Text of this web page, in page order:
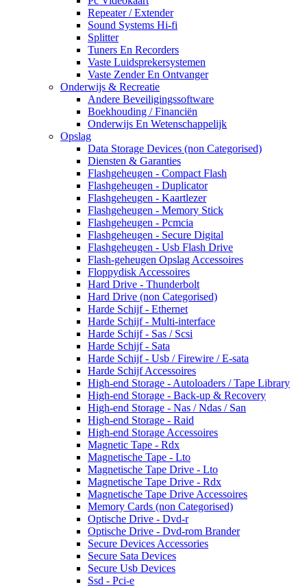
Repeater / Extender
Sound Systems Hi-fi
Splitter
Tuners En Recorders
Vaste Luidsprekersystemen
Vaste Zender En Ontvanger
Onderwijs & Recreatie
Andere Beveiligingssoftware
Boekhouding / Financiën
Onderwijs En Wetenschappelijk
Opslag
Data Storage Devices (non Categorised)
Diensten & Garanties
Flashgeheugen - Compact Flash
Flashgeheugen - Duplicator
Flashgeheugen - Kaartlezer
Flashgeheugen - Memory Stick
Flashgeheugen - Pcmcia
Flashgeheugen - Secure Digital
Flashgeheugen - Usb Flash Drive
Flash-geheugen Opslag Accessoires
Floppydisk Accessoires
Hard Drive - Thunderbolt
Hard Drive (non Categorised)
Harde Schijf - Ethernet
Harde Schijf - Multi-interface
Harde Schijf - Sas / Scsi
Harde Schijf - Sata
Harde Schijf - Usb / Firewire / E-sata
Harde Schijf Accessoires
High-end Storage - Autoloaders / Tape Library
High-end Storage - Back-up & Recovery
High-end Storage - Nas / Ndas / San
High-end Storage - Raid
High-end Storage Accessoires
Magnetic Tape - Rdx
Magnetische Tape - Lto
Magnetische Tape Drive - Lto
Magnetische Tape Drive - Rdx
Magnetische Tape Drive Accessoires
Memory Cards (non Categorised)
Optische Drive - Dvd-r
Optische Drive - Dvd-rom Brander
Secure Devices Accessories
Secure Sata Devices
Secure Usb Devices
Ssd - Pci-e